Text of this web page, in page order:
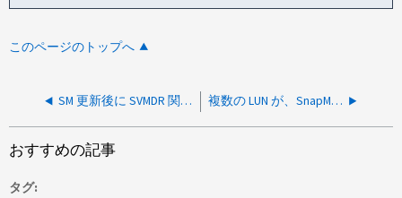
このページのトップへ
SM 更新後に SVMDR 関係の一部であるボリュームの属性の変更が失敗する 複数の LUN が、SnapMirror Active Sync 関係が同期しなくなったために劣化としてマークされています
おすすめの記事
タグ